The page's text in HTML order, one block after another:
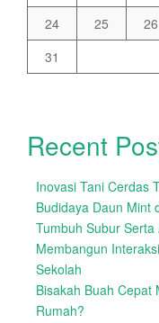
24
25 26
31
Recent
Inovasi Tani Cerdas
Budidaya Daun Mint
Tumbuh Subur Serta
Membangun
Sekolah
Bisakah Buah Cepat
Rumah?